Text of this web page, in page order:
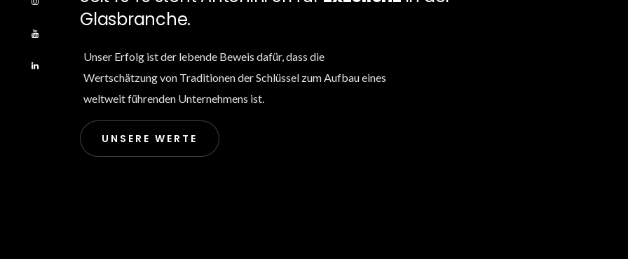
Glasbranche.
Unser Erfolg ist der lebende Beweis dafür, dass die
Wertschätzung von Traditionen der Schlüssel zum Aufbau eines
weltweit führenden Unternehmens ist.
UNSERE WERTE